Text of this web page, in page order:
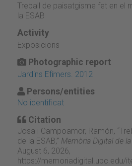
Treball de paisatgisme fet en el
la ESAB
Activity
Exposicions
Photographic report
Jardins Efímers. 2012
Persons/entities
No identificat
Citation
Josa i Campoamor, Ramón,
de la ESAB,” Memòria Digital de
August 6, 2026,
https://memoriadigital.upc.edu/